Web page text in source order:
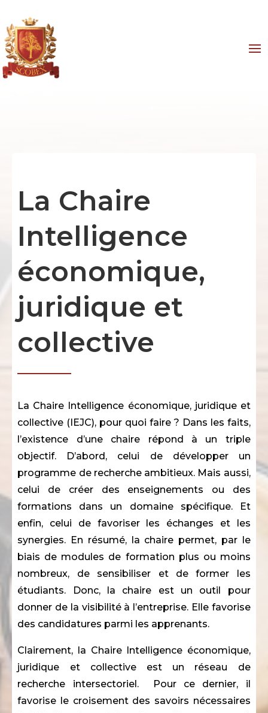
La Chaire
Intelligence
économique,
juridique et
collective
La Chaire Intelligence économique, juridique et
collective (IEJC), pour quoi faire ? Dans les faits,
l’existence d’une chaire répond à un triple
objectif. D’abord, celui de développer un
programme de recherche ambitieux. Mais aussi,
celui de créer des enseignements ou des
formations dans un domaine spécifique. Et
enfin, celui de favoriser les échanges et les
synergies. En résumé, la chaire permet, par le
biais de modules de formation plus ou moins
nombreux, de sensibiliser et de former les
étudiants. Donc, la chaire est un outil pour
donner de la visibilité à l’entreprise. Elle favorise
des candidatures parmi les apprenants.
Clairement, la Chaire Intelligence économique,
juridique et collective est un réseau de
recherche intersectoriel. Pour ce dernier, il
favorise le croisement des savoirs nécessaires